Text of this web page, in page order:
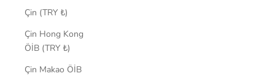
Çin (TRY ₺)
Çin Hong Kong
ÖİB (TRY ₺)
Çin Makao ÖİB